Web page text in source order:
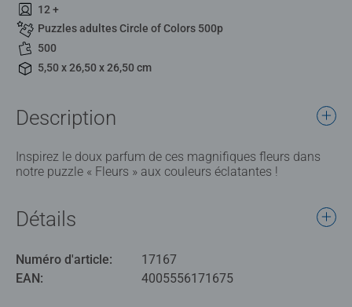
12 +
Puzzles adultes Circle of Colors 500p
500
5,50 x 26,50 x 26,50 cm
Description
Inspirez le doux parfum de ces magnifiques fleurs dans
notre puzzle « Fleurs » aux couleurs éclatantes !
Détails
Numéro d'article:
17167
EAN:
4005556171675